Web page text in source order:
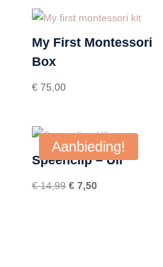
My First Montessori
Box
€75,00
Aanbieding!
Speenclip – Uil
€14,99 Oorspronkelijke
€7,50Huidige